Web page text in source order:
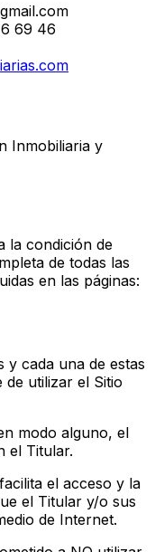
69 46
Inmobiliaria y
la condición de
de todas las
en las páginas:
cada una de estas
de utilizar el Sitio
modo alguno, el
el Titular.
el acceso y la
el Titular y/o sus
de Internet.